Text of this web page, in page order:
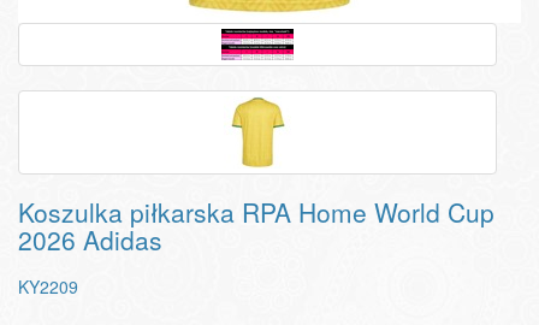
Koszulka piłkarska RPA Home World Cup
2026 Adidas
KY2209